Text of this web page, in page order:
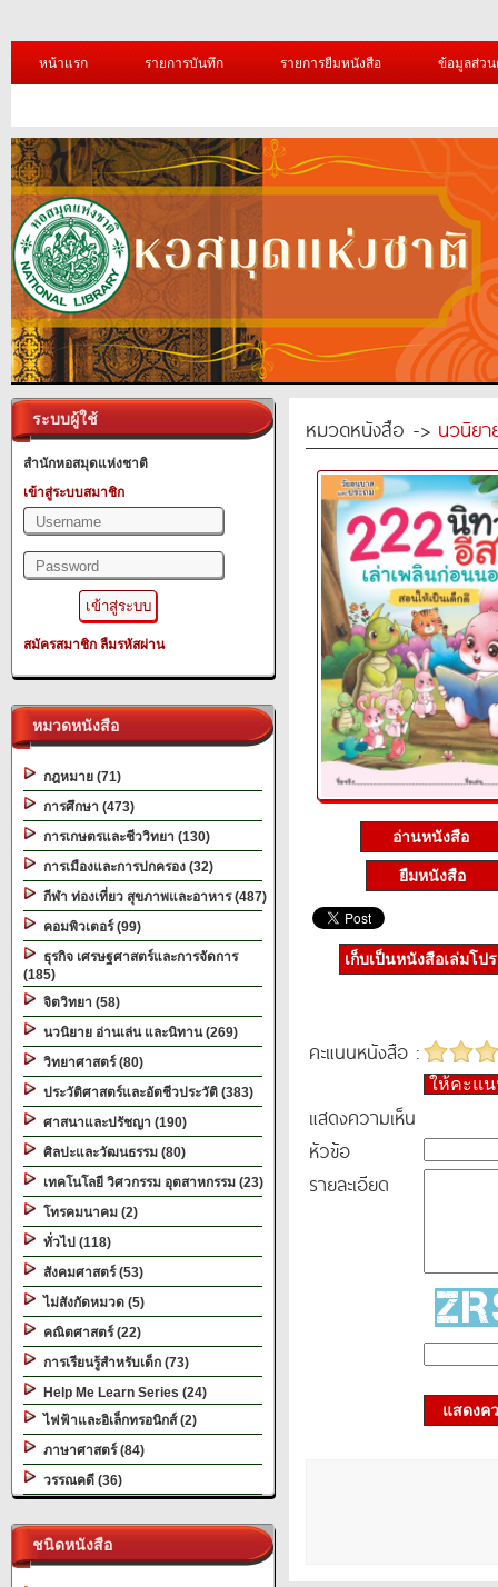
หน้าแรก รายการบันทึก รายการยืมหนังสือ ข้อมูลส่ว
ระบบผู้ใช้
สำนักหอสมุดแห่งชาติ
เข้าสู่ระบบสมาชิก
สมัครสมาชิก ลืมรหัสผ่าน
หมวดหนังสือ
กฎหมาย (71)
การศึกษา (473)
การเกษตรและชีววิทยา (130)
การเมืองและการปกครอง (32)
กีฬา ท่องเที่ยว สุขภาพและอาหาร (487)
คอมพิวเตอร์ (99)
ธุรกิจ เศรษฐศาสตร์และการจัดการ
(185)
จิตวิทยา (58)
นวนิยาย อ่านเล่น และนิทาน (269)
วิทยาศาสตร์ (80)
ประวัติศาสตร์และอัตชีวประวัติ (383)
ศาสนาและปรัชญา (190)
ศิลปะและวัฒนธรรม (80)
เทคโนโลยี วิศวกรรม อุตสาหกรรม (23)
โทรคมนาคม (2)
ทั่วไป (118)
สังคมศาสตร์ (53)
ไม่สังกัดหมวด (5)
คณิตศาสตร์ (22)
การเรียนรู้สำหรับเด็ก (73)
Help Me Learn Series (24)
ไฟฟ้าและอิเล็กทรอนิกส์ (2)
ภาษาศาสตร์ (84)
วรรณคดี (36)
ชนิดหนังสือ
หมวดหนังสือ -> นวนิยา
อ่านหนังสือ
ยืมหนังสือ
เก็บเป็นหนังสือเล่มโป
คะแนนหนังสือ :
ให้คะแ
แสดงความเห็น
หัวข้อ
รายละเอียด
แสดงค